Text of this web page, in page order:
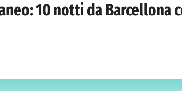
10 notti da Barcellona